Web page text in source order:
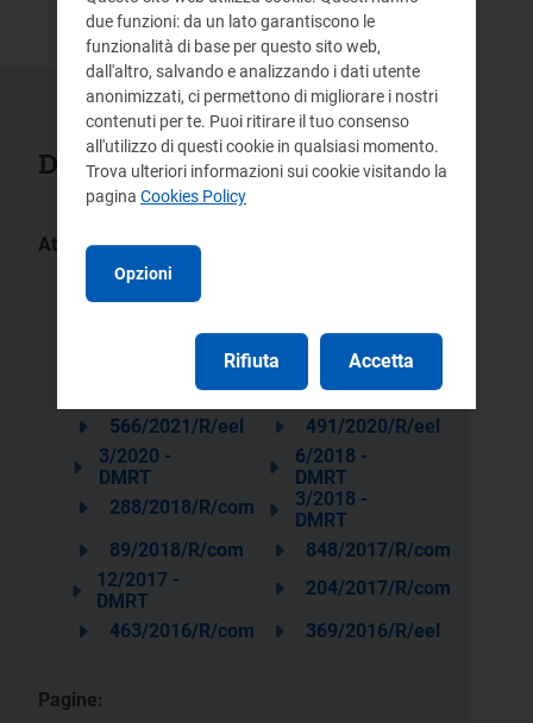
Documenti collegati
Atti:
399/2025/R/com
309/2024/R/com
593/2023/R/gas
362/2023/R/eel
208/2022/R/eel
566/2021/R/eel
491/2020/R/eel
3/2020 -
DMRT
6/2018 -
DMRT
288/2018/R/com
3/2018 -
DMRT
89/2018/R/com
848/2017/R/com
12/2017 -
DMRT
204/2017/R/com
463/2016/R/com
369/2016/R/eel
Pagine:
due funzioni: da un lato garantiscono le
funzionalità di base per questo sito web,
dall'altro, salvando e analizzando i dati utente
anonimizzati, ci permettono di migliorare i nostri
contenuti per te. Puoi ritirare il tuo consenso
all'utilizzo di questi cookie in qualsiasi momento.
Trova ulteriori informazioni sui cookie visitando la
pagina Cookies Policy
Opzioni
Rifiuta Accetta